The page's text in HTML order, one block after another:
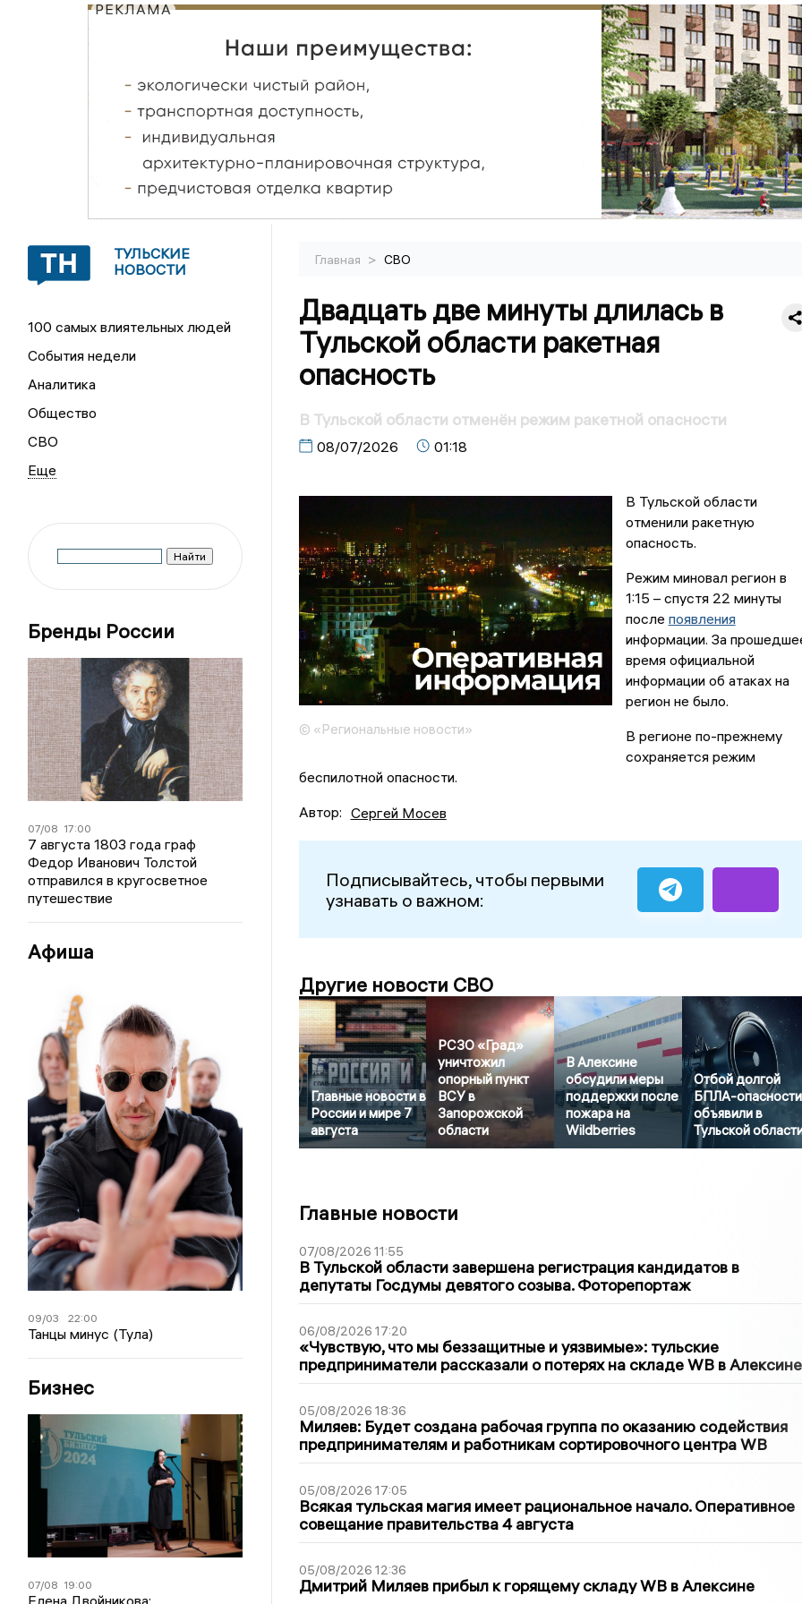
РЕКЛАМА
ТУЛЬСКИЕ
НОВОСТИ
100 самых влиятельных людей
События недели
Аналитика
Общество
СВО
Бренды России
07/08 17:00
7 августа 1803 года граф
Федор Иванович Толстой
отправился в кругосветное
путешествие
Афиша
09/03 22:00
Танцы минус (Тула)
Бизнес
07/08 19:00
Главная > СВО
Двадцать две минуты длилась в
Тульской области ракетная
опасность
В Тульской области отменён режим ракетной опасности
08/07/2026 01:18
© «Региональные новости»
В Тульской области
отменили ракетную
опасность.
Режим миновал регион в
1:15 – спустя 22 минуты
после появления
информации. За
время официальной
информации об атаках на
регион не было.
В регионе по-прежнему
сохраняется режим
беспилотной опасности.
Автор: Сергей Мосев
Подписывайтесь, чтобы первыми
узнавать о важном:
Другие новости СВО
Главные новости в
России и мире 7
августа
РСЗО «Град»
уничтожил
опорный пункт
ВСУ в
Запорожской
области
В Алексине
обсудили меры
поддержки после
пожара на
Wildberries
Отбой долгой
БПЛА-опасности
объявили в
Тульской
Главные новости
07/08/2026 11:55
В Тульской области завершена регистрация кандидатов в
депутаты Госдумы девятого созыва. Фоторепортаж
06/08/2026 17:20
«Чувствую, что мы беззащитные и уязвимые»: тульские
предприниматели рассказали о потерях на складе WB в Алексине
05/08/2026 18:36
Миляев: Будет создана рабочая группа по оказанию содействия
предпринимателям и работникам сортировочного центра WB
05/08/2026 17:05
Всякая тульская магия имеет рациональное начало. Оперативное
совещание правительства 4 августа
05/08/2026 12:36
Дмитрий Миляев прибыл к горящему складу WB в Алексине